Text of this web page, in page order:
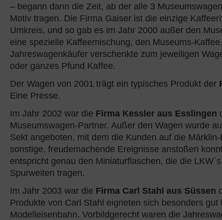
– begann dann die Zeit, ab der alle 3
Motiv tragen. Die Firma Gaiser ist die einzige
Umkreis, und so gab es im Jahr 2000 außer den
eine spezielle Kaffeemischung, den Museums-
Jahreswagenkäufer verschenkte zum jeweiligen
oder ganzes Pfund Kaffee.
Der Wagen von 2001 trägt ein typisches Produkt der
Eine Presse.
Im Jahr 2002 war die Firma Kessler aus Esslingen
Museumswagen-Partner. Außer den Wagen wurde
Sekt angeboten, mit dem die Kunden auf die
sonstige, freudemachende Ereignisse anstoßen
entspricht genau den Miniaturflaschen, die die
Spurweiten tragen.
Im Jahr 2003 war die Firma Carl Stahl aus Süssen
Produkte von Carl Stahl eigneten sich besonders gut
Modelleisenbahn. Vorbildgerecht waren die